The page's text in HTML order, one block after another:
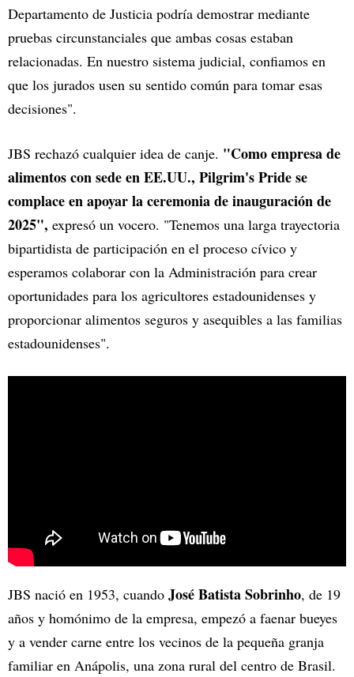
Departamento de Justicia podría demostrar mediante
pruebas circunstanciales que ambas cosas estaban
relacionadas. En nuestro sistema judicial, confiamos en
que los jurados usen su sentido común para tomar esas
decisiones".
JBS rechazó cualquier idea de canje. "Como empresa de
alimentos con sede en EE.UU., Pilgrim's Pride se
complace en apoyar la ceremonia de inauguración de
2025", expresó un vocero. "Tenemos una larga trayectoria
bipartidista de participación en el proceso cívico y
esperamos colaborar con la Administración para crear
oportunidades para los agricultores estadounidenses y
proporcionar alimentos seguros y asequibles a las familias
estadounidenses".
JBS nació en 1953, cuando José Batista Sobrinho, de 19
años y homónimo de la empresa, empezó a faenar bueyes
y a vender carne entre los vecinos de la pequeña granja
familiar en Anápolis, una zona rural del centro de Brasil.